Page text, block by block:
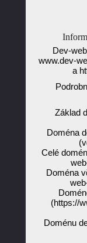
Dev-
www.dev-
a
Základ
Doména
Celé
Doména
(https://
Doménu